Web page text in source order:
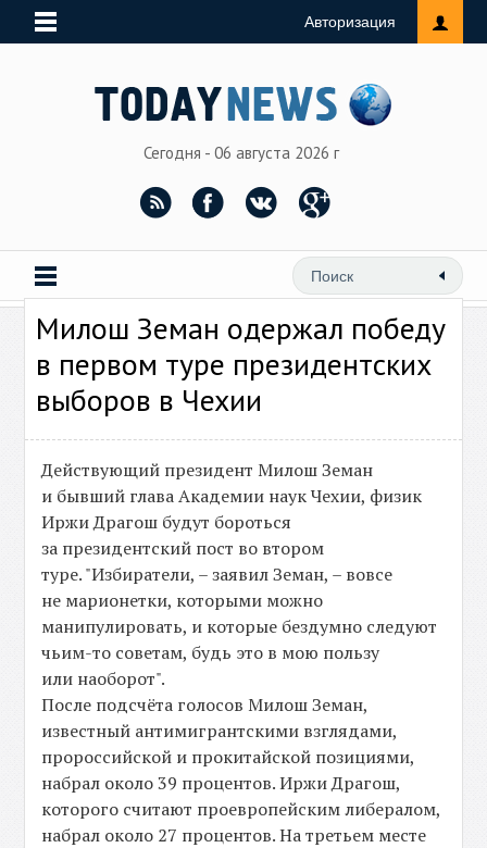
Авторизация
Сегодня - 06 августа 2026 г
Милош Земан одержал победу
в первом туре президентских
выборов в Чехии
Действующий президент Милош Земан
и бывший глава Академии наук Чехии, физик
Иржи Драгош будут бороться
за президентский пост во втором
туре. "Избиратели, – заявил Земан, – вовсе
не марионетки, которыми можно
манипулировать, и которые бездумно следуют
чьим-то советам, будь это в мою пользу
или наоборот".
После подсчёта голосов Милош Земан,
известный антимигрантскими взглядами,
пророссийской и прокитайской позициями,
набрал около 39 процентов. Иржи Драгош,
которого считают проевропейским либералом,
набрал около 27 процентов. На третьем месте